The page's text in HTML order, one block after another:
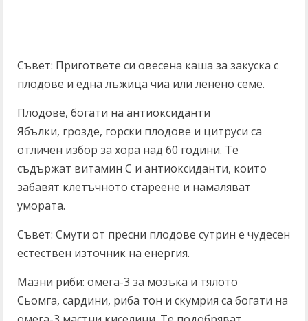
Съвет: Пригответе си овесена каша за закуска с
плодове и една лъжица чиа или ленено семе.
Плодове, богати на антиоксиданти
Ябълки, грозде, горски плодове и цитруси са
отличен избор за хора над 60 години. Те
съдържат витамин C и антиоксиданти, които
забавят клетъчното стареене и намаляват
умората.
Съвет: Смути от пресни плодове сутрин е чудесен
естествен източник на енергия.
Мазни риби: омега-3 за мозъка и тялото
Сьомга, сардини, риба тон и скумрия са богати на